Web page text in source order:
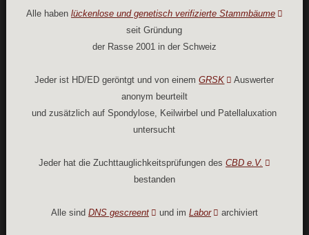
Alle haben lückenlose und genetisch verifizierte Stammbäume
seit Gründung
der Rasse 2001 in der Schweiz
Jeder ist HD/ED geröntgt und von einemGRSK
Auswerter
anonym beurteilt
und zusätzlich auf Spondylose, Keilwirbel und Patellaluxation
untersucht
Jeder hat die Zuchttauglichkeitsprüfungen des CBD e.V.
bestanden
Alle sind DNS gescreent und im Labor archiviert